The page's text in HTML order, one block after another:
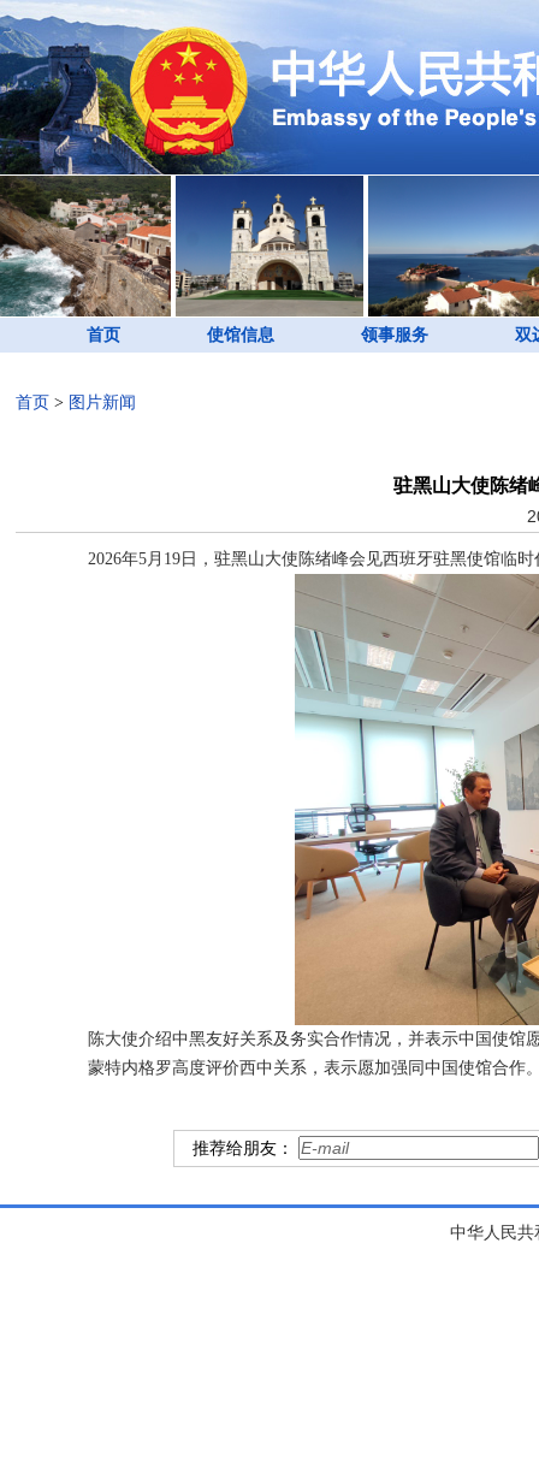
首页 使馆信息 领事服务 双
首页 > 图片新闻
驻黑山大使陈绪
2026年5月19日，驻黑山大使陈绪峰会见西班牙驻黑使馆临
陈大使介绍中黑友好关系及务实合作情况，并表示中国使馆
蒙特内格罗高度评价西中关系，表示愿加强同中国使馆合作
推荐给朋友：
中华人民共